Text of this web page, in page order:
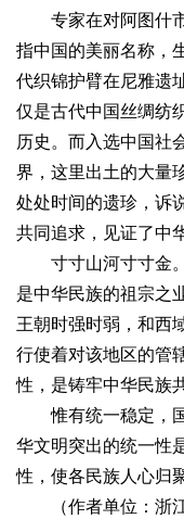
专家在对阿图什
指中国的美丽名称，
代织锦护臂在尼雅遗
仅是古代中国丝绸纺
历史。而入选中国社
界，这里出土的大量
处处时间的遗珍，诉
共同追求，见证了中
寸寸山河寸寸金
是中华民族的祖宗之
王朝时强时弱，和西
行使着对该地区的管
性，是铸牢中华民族
惟有统一稳定，
华文明突出的统一性
性，使各民族人心归
（作者单位：浙